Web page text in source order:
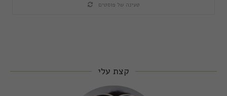
טעינה של פוסטים
קצת עלי